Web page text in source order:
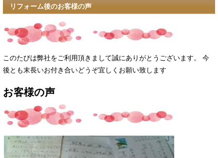
リフォーム後のお客様の声
このたびは弊社をご利用頂きまして誠にありがとうございます。 今
後とも末長いお付き合いどうぞ宜しくお願い致します
お客様の声